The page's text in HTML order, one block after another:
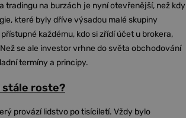
tradingu na burzách je nyní otevřenější, než kdy
které byly dříve výsadou malé skupiny
každému, kdo si zřídí účet u brokera,
se ale investor vrhne do světa obchodování
termíny a principy.
stále roste?
provází lidstvo po tisíciletí. Vždy bylo